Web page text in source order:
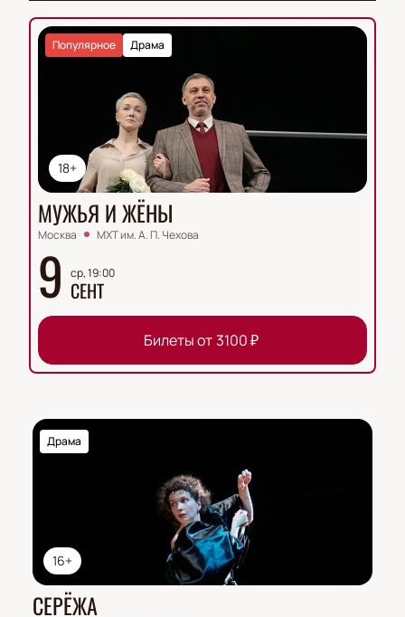
18+
Драма
Популярное
МУЖЬЯ И ЖЁНЫ
Москва МХТ им. А. П. Чехова
9 ср, 19:00
СЕНТ
Билеты от 3100₽
16+
Драма
СЕРЁЖА